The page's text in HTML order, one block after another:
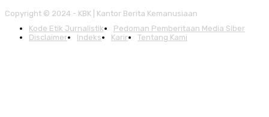
Copyright © 2024 - KBK | Kantor Berita Kemanusiaan
Kode Etik Jurnalistik
Pedoman Pemberitaan Media Siber
Disclaimer
Indeks Karir Tentang Kami